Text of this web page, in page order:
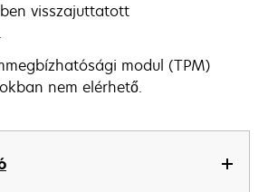
visszajuttatott
modul (TPM)
nem elérhető.